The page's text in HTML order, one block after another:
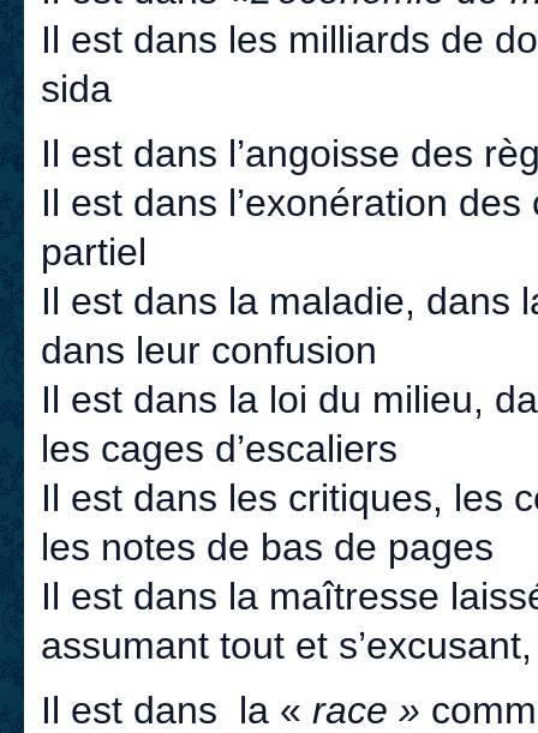
Il est dans les milliards de
sida
Il est dans l’angoisse des
Il est dans l’exonération
partiel
Il est dans la maladie, dans
dans leur confusion
Il est dans la loi du milieu,
les cages d’escaliers
Il est dans les critiques, les
les notes de bas de pages
Il est dans la maîtresse
assumant tout et
Il est dans la « race »